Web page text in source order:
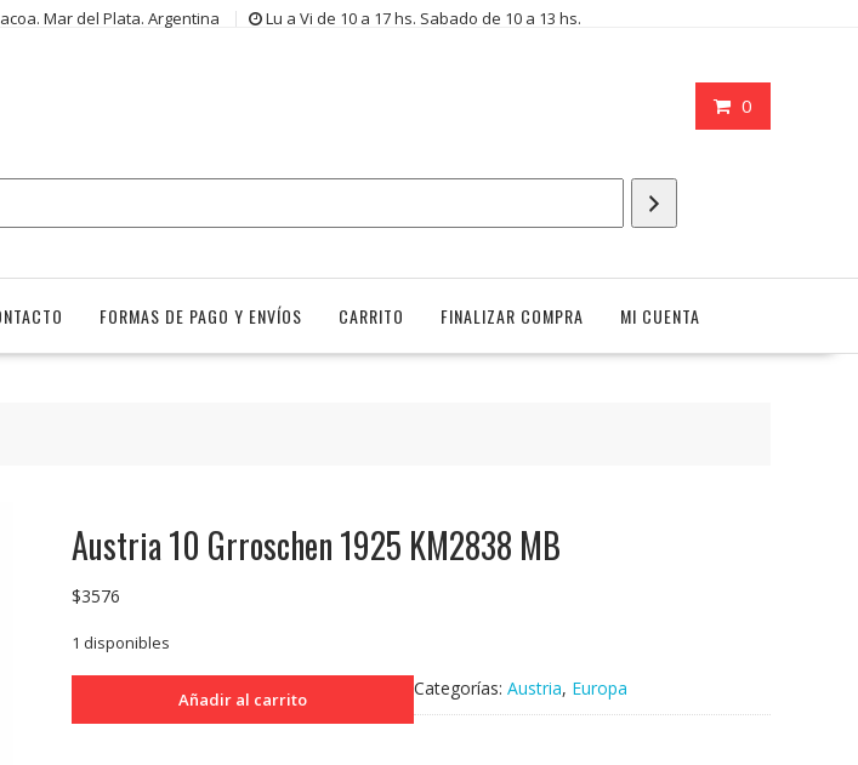
Mar del Plata. Argentina Lu a Vi de 10 a 17 hs. Sabado de 10 a 13 hs.
0
FORMAS DE PAGO Y ENVÍOS CARRITO FINALIZAR COMPRA MI CUENTA
Austria 10 Grroschen 1925 KM2838 MB
$3576
1 disponibles
Añadir al carrito Categorías:Austria, Europa